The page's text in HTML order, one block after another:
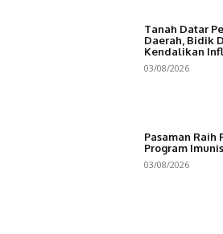
Tanah Datar
Daerah, Bidik
Kendalikan
03/08/2026
Pasaman Raih
Program
03/08/2026